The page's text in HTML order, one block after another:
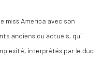
miss America avec son
anciens ou actuels, qui
interprétés par le duo